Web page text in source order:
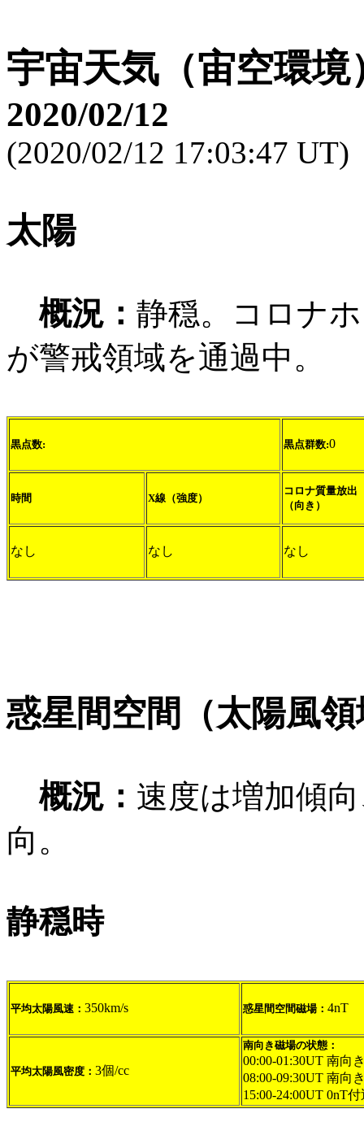
宇宙天気（宙空環境
2020/02/12
(2020/02/12 17:03:47 UT)
太陽
概況： 静穏。コロナ
が警戒領域を通過中。
黒点数: 黒点群数:0
時間 X線（強度）
コロナ質量放出
（向き）
なし なし なし
惑星間空間（太陽風
概況： 速度は増加傾
向。
静穏時
平均太陽風速： 350km/s 惑星間空間磁場： 4nT
平均太陽風密度： 3個/cc
南向き磁場の状態：
00:00-01:30UT 南向
08:00-09:30UT 南向
15:00-24:00UT 0nT